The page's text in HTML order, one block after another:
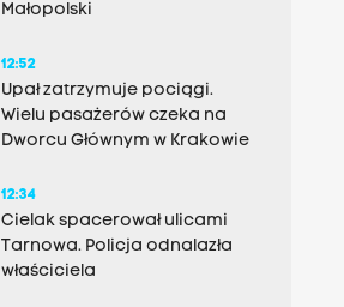
Małopolski
12:52
Upał zatrzymuje pociągi.
Wielu pasażerów czeka na
Dworcu Głównym w Krakowie
12:34
Cielak spacerował ulicami
Tarnowa. Policja odnalazła
właściciela